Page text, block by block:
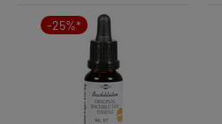
-25%*